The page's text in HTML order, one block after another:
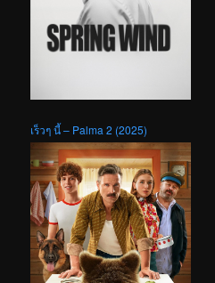
เร็วๆ นี้ – Palma 2 (2025)